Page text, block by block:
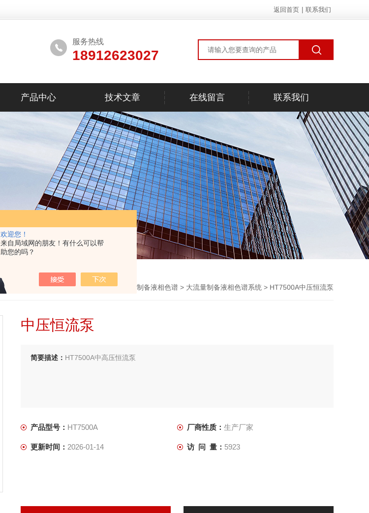
欢迎您！
来自局域网的朋友！有什么可以帮
助您的吗？
返回首页 联系我们
服务热线
18912623027
产品中心 技术文章 在线留言 联系我们
首页>产品中心 制备液相色谱 > 大流量制备液相色谱系统 > HT7500A中压恒流泵
中压恒流泵
简要描述： HT7500A中高压恒流泵
产品型号： HT7500A 厂商性质： 生产厂家
更新时间： 2026-01-14 访 问 量： 5923